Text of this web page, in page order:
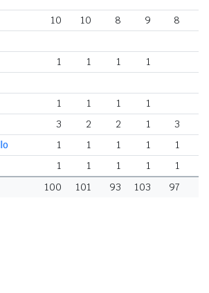
10 10 8 9 8
1 1 1
1
1 1 1
1
3 2 2 1 3
1 1 1 1 1
1 1 1 1 1
100
101 93 103 97